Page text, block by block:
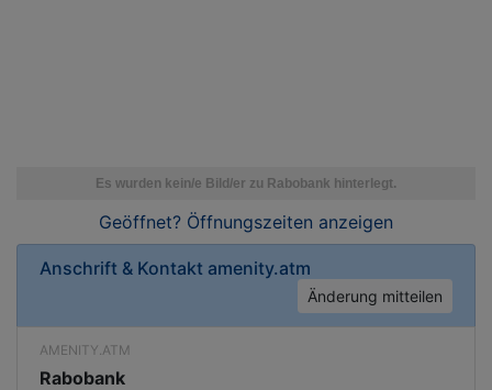
Geöffnet? Öffnungszeiten anzeigen
Anschrift & Kontakt amenity.atm
Änderung mitteilen
AMENITY.ATM
Rabobank